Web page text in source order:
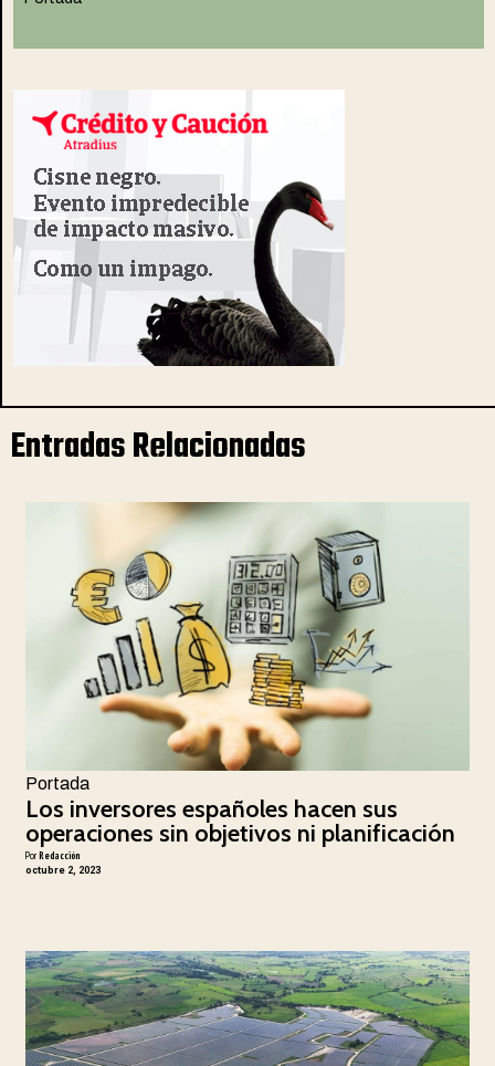
Entradas Relacionadas
Portada
Los inversores españoles hacen sus
operaciones sin objetivos ni planificación
PorRedacción
octubre 2, 2023